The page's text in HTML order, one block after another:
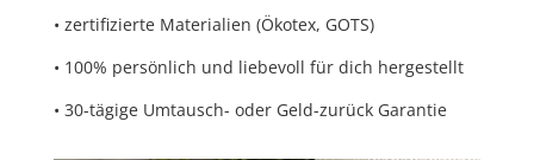
• zertifizierte Materialien (Ökotex, GOTS)
• 100% persönlich und liebevoll für dich hergestellt
• 30-tägige Umtausch- oder Geld-zurück Garantie